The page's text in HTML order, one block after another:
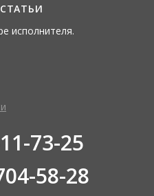
исполнителя.
СТАТЬИ
73-25
58-28